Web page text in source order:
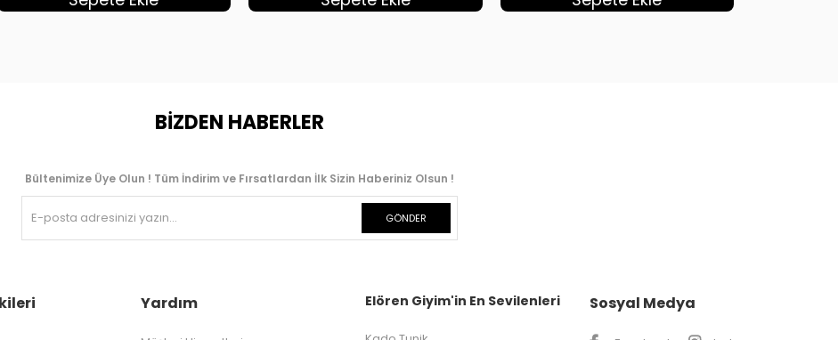
BİZDEN HABERLER
Bültenimize Üye Olun ! Tüm İndirim ve Fırsatlardan İlk Sizin Haberiniz Olsun !
GÖNDER
Yardım Elören Giyim'in En Sevilenleri Sosyal Medya